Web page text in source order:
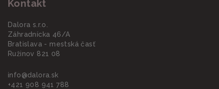
Kontakt
Dalora s.r.o.
Záhradnícka 46/A
Bratislava - mestská časť
Ružinov 821 08
info@dalora.sk
+421 908 941 788